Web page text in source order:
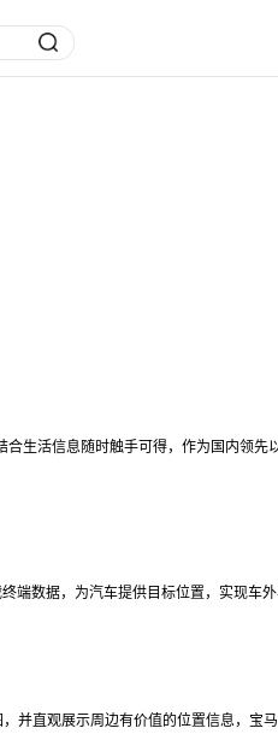
生活信息随时触手可得，作为国内领
端数据，为汽车提供目标位置，实现车
并直观展示周边有价值的位置信息，宝